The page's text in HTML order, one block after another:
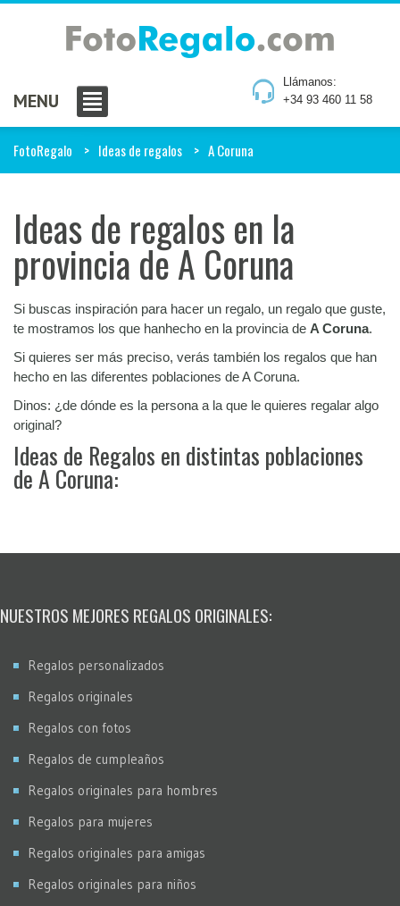
Llámanos:
+34 93 460 11 58
MENU
FotoRegalo Ideas de regalos A Coruna
Ideas de regalos en la
provincia de A Coruna
Si buscas inspiración para hacer un regalo, un regalo que guste,
te mostramos los que hanhecho en la provincia de A Coruna.
Si quieres ser más preciso, verás también los regalos que han
hecho en las diferentes poblaciones de A Coruna.
Dinos: ¿de dónde es la persona a la que le quieres regalar algo
original?
Ideas de Regalos en distintas poblaciones
de A Coruna:
NUESTROS MEJORES REGALOS ORIGINALES:
Regalos personalizados
Regalos originales
Regalos con fotos
Regalos de cumpleaños
Regalos originales para hombres
Regalos para mujeres
Regalos originales para amigas
Regalos originales para niños